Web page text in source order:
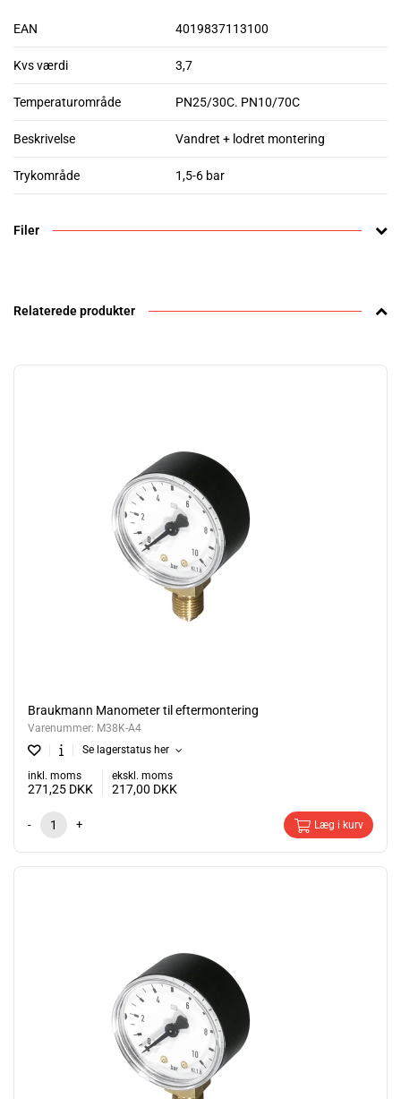
EAN 4019837113100
Kvs værdi 3,7
Temperaturområde PN25/30C. PN10/70C
Beskrivelse Vandret + lodret montering
Trykområde 1,5-6 bar
Filer
Relaterede produkter
Braukmann Manometer til eftermontering
Varenummer: M38K-A4
Se lagerstatus her
inkl. moms
271,25 DKK
ekskl. moms
217,00 DKK
- + Læg i kurv